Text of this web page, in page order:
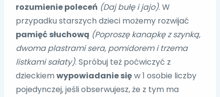
rozumienie poleceń (Daj bułę i jajo). W
przypadku starszych dzieci możemy rozwijać
pamięć słuchową (Poproszę kanapkę z szynką,
dwoma plastrami sera, pomidorem i trzema
listkami sałaty). Spróbuj też poćwiczyć z
dzieckiem wypowiadanie sięw 1 osobie liczby
pojedynczej, jeśli obserwujesz, że z tym ma